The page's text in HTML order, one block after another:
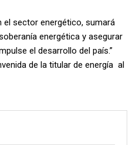
el sector energético, sumará
energética y asegurar
el desarrollo del país.”
de la titular de energía al